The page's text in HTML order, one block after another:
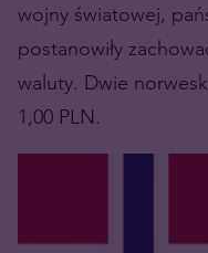
wojny światowej,
postanowiły
waluty. Dwie
1,00 PLN.